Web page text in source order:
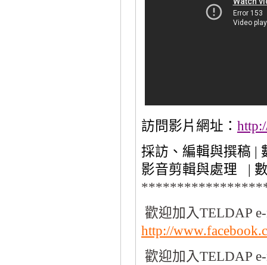
訪問影片網址：
採訪、編輯與撰稿
影音剪輯與處理 |
歡迎加入TELDAP
http://
歡迎加入TELDAP